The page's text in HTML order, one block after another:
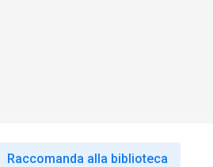
Raccomanda alla biblioteca